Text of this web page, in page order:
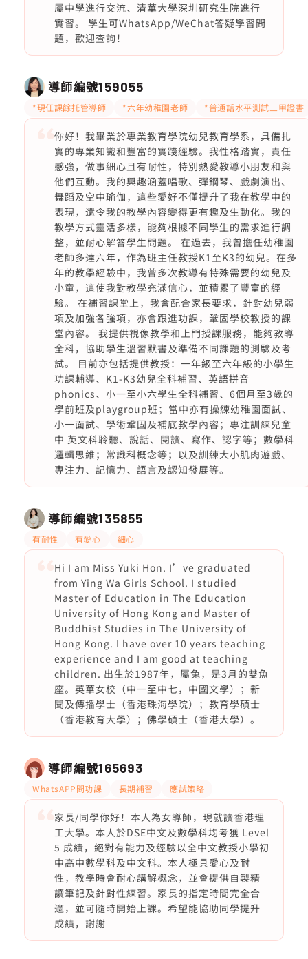
屬中學進行交流、清華大學深圳研究生院進行
實習。 學生可WhatsApp/WeChat答疑學習問
題，歡迎查詢！
導師編號159055
*現仼課餘托管導師 *六年幼稚園老師 *普通話水平測試三甲證書
你好！我畢業於專業教育學院幼兒教育學系，具備扎
實的專業知識和豐富的實踐經驗。我性格踏實，責任
感強，做事細心且有耐性，特別熱愛教導小朋友和與
他們互動。我的興趣涵蓋唱歌、彈鋼琴、戲劇演出、
舞蹈及空中瑜伽，這些愛好不僅提升了我在教學中的
表現，還令我的教學內容變得更有趣及生動化。我的
教學方式靈活多樣，能夠根據不同學生的需求進行調
整，並耐心解答學生問題。 在過去，我曾擔任幼稚園
老師多達六年，作為班主任教授K1至K3的幼兒。在多
年的教學經驗中，我曾多次教導有特殊需要的幼兒及
小童，這使我對教學充滿信心，並積累了豐富的經
驗。 在補習課堂上，我會配合家長要求，針對幼兒弱
項及加強各強項，亦會跟進功課，鞏固學校教授的課
堂內容。 我提供視像教學和上門授課服務，能夠教導
全科，協助學生溫習默書及準備不同課題的測驗及考
試。 目前亦包括提供教授：一年級至六年級的小學生
功課輔導、K1-K3幼兒全科補習、英語拼音
phonics、小一至小六學生全科補習、6個月至3歲的
學前班及playgroup班；當中亦有操練幼稚園面試、
小一面試、學術鞏固及補底教學內容；專注訓練兒童
中 英文科聆聽、說話、閱讀、寫作、認字等；數學科
邏輯思維；常識科概念等；以及訓練大小肌肉遊戲、
專注力、記憶力、語言及認知發展等。
導師編號135855
有耐性 有愛心 細心
Hi I am Miss Yuki Hon. I’ve graduated
from Ying Wa Girls School. I studied
Master of Education in The Education
University of Hong Kong and Master of
Buddhist Studies in The University of
Hong Kong. I have over 10 years teaching
experience and I am good at teaching
children. 出生於1987年，屬兔，是3月的雙魚
座。英華女校（中一至中七，中國文學）；新
聞及傳播學士（香港珠海學院）；教育學碩士
（香港教育大學）；佛學碩士（香港大學）。
導師編號165693
WhatsAPP問功課 長期補習 應試策略
家長/同學你好！本人為女導師，現就讀香港理
工大學。本人於DSE中文及數學科均考獲 Level
5 成績，絕對有能力及經驗以全中文教授小學初
中高中數學科及中文科。本人極具愛心及耐
性，教學時會耐心講解概念，並會提供自製精
讀筆記及針對性練習。家長的指定時間完全合
適，並可隨時開始上課。希望能協助同學提升
成績，謝謝